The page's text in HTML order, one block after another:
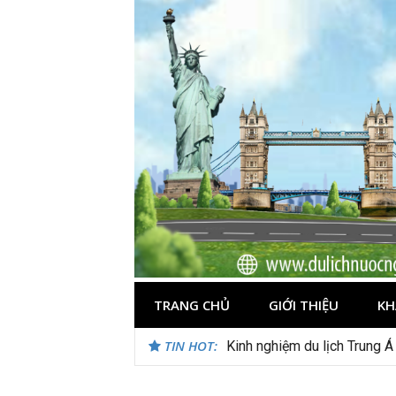
TRANG CHỦ GIỚI THIỆU
TIN HOT: Kinh nghiệm du lịch Trung
Du lịch Maldives – Lần